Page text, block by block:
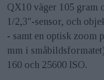
QX10 väger 105 gram
1/2,3"-sensor, och
- samt en optisk zoom
mm i
160 och 25600 ISO.